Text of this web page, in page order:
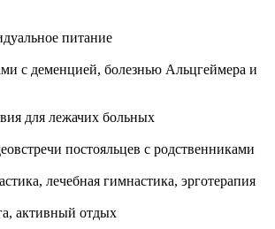
питание
с деменцией, болезнью Альцгеймерa и
для лежачих больных
постояльцев с родственниками
лечебная гимнастика, эрготерапия
активный отдых